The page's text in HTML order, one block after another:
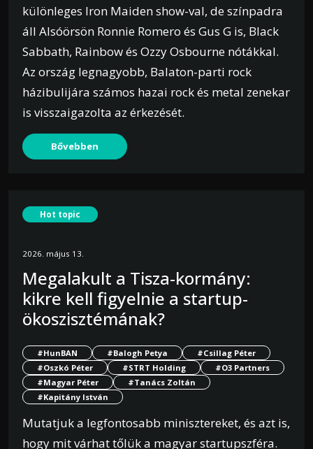
különleges Iron Maiden show-val, de színpadra
áll Alsóörsön Ronnie Romero és Gus G is, Black
Sabbath, Rainbow és Ozzy Osbourne nótákkal.
Az ország legnagyobb, Balaton-parti rock
házibulijára számos hazai rock és metal zenekar
is visszaigazolta az érkezését.
Bővebben
Hot topic
2026. május 13.
Megalakult a Tisza-kormány:
kikre kell figyelnie a startup-
ökoszisztémának?
#HunBAN #Balogh Petya
#Csillag Péter
#Oszkó Péter
#STRT Holding
#O3 Partners
#Magyar Péter
#Tanács Zoltán
#Kapitány István
Mutatjuk a legfontosabb minisztereket, és azt is,
hogy mit várhat tőlük a magyar startupszféra.